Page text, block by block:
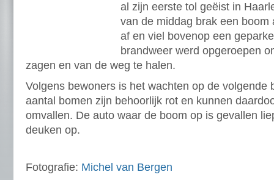
al zijn eerste tol geëist in
van de middag brak een
af en viel bovenop een
brandweer werd opgeroepen
zagen en van de weg te halen.
Volgens bewoners is het wachten op de volgende
aantal bomen zijn behoorlijk rot en kunnen
omvallen. De auto waar de boom op is gevallen
deuken op.
Fotografie: Michel van Bergen